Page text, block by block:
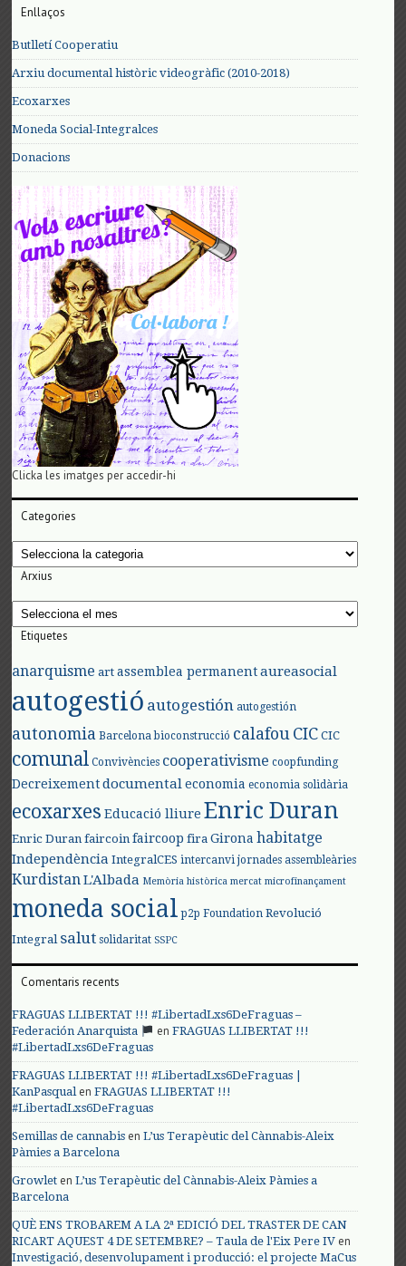
Enllaços
Butlletí Cooperatiu
Arxiu documental històric videogràfic (2010-2018)
Ecoxarxes
Moneda Social-Integralces
Donacions
Clicka les imatges per accedir-hi
Categories
Categories
Arxius
Arxius
Etiquetes
anarquisme art assemblea permanent aureasocial
autogestió autogestión autogestión
autonomia Barcelona bioconstrucció calafouCIC CIC
comunal Convivències cooperativisme coopfunding
Decreixement documental economia economia solidària
ecoxarxes Educació lliure Enric Duran
Enric Duran faircoin faircoop fira Girona habitatge
Independència IntegralCES intercanvi jornades assembleàries
KurdistanL'Albada Memòria històrica mercat microfinançament
moneda social p2p Foundation Revolució
Integral salut solidaritat SSPC
Comentaris recents
FRAGUAS LLIBERTAT !!! #LibertadLxs6DeFraguas –
Federación Anarquista
enFRAGUAS LLIBERTAT !!!
#LibertadLxs6DeFraguas
FRAGUAS LLIBERTAT !!! #LibertadLxs6DeFraguas |
KanPasqualenFRAGUAS LLIBERTAT !!!
#LibertadLxs6DeFraguas
Semillas de cannabis enL’us Terapèutic del Cànnabis-Aleix
Pàmies a Barcelona
Growlet enL’us Terapèutic del Cànnabis-Aleix Pàmies a
Barcelona
QUÈ ENS TROBAREM A LA 2ª EDICIÓ DEL TRASTER DE CAN
RICART AQUEST 4 DE SETEMBRE? – Taula de l'Eix Pere IV en
Investigació, desenvolupament i producció: el projecte MaCus